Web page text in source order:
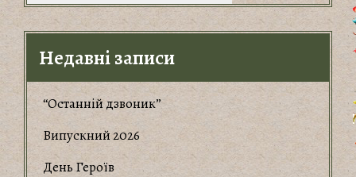
Недавні записи
“Останній дзвоник”
Випускний 2026
День Героїв